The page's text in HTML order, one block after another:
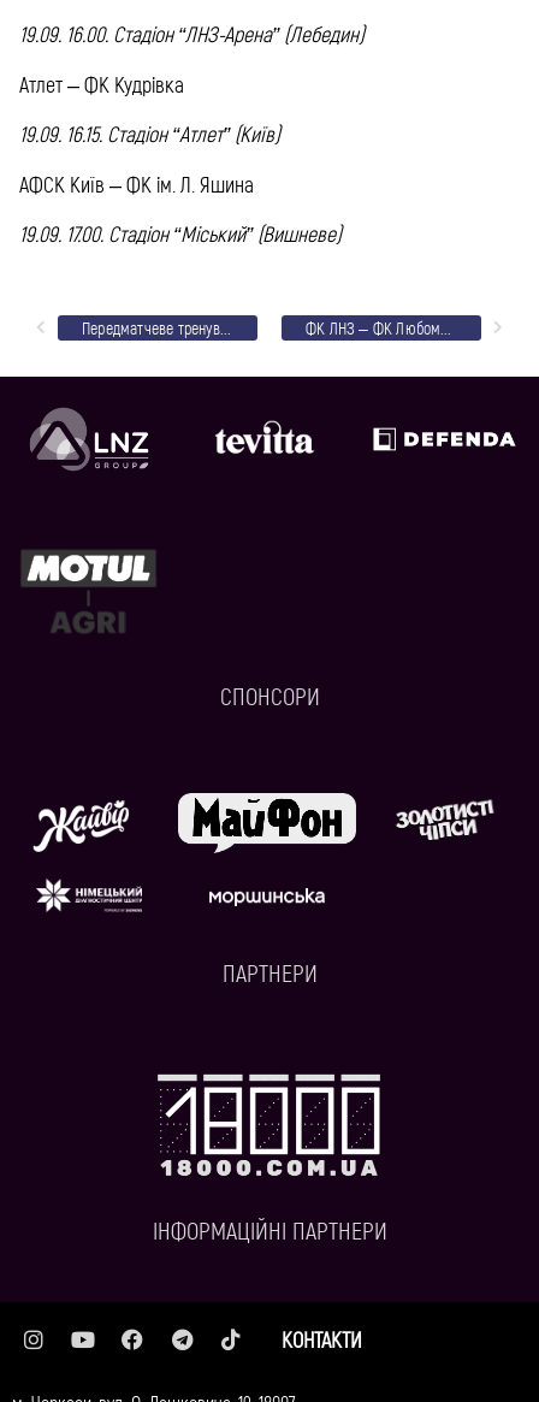
19.09. 16.00. Стадіон “ЛНЗ-Арена” (Лебедин)
Атлет – ФК Кудрівка
19.09. 16.15. Стадіон “Атлет” (Київ)
АФСК Київ – ФК ім. Л. Яшина
19.09. 17.00. Стадіон “Міський” (Вишневе)
Передматчеве тренування під холодними хмарами (ФОТО) ФК ЛНЗ – ФК Любомир: відеотрансляція і текстовий онлайн
СПОНСОРИ
ПАРТНЕРИ
ІНФОРМАЦІЙНІ ПАРТНЕРИ
КОНТАКТИ